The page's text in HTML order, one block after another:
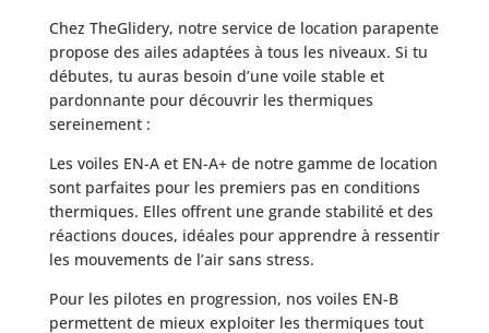
Chez TheGlidery, notre service de location parapente
propose des ailes adaptées à tous les niveaux. Si tu
débutes, tu auras besoin d’une voile stable et
pardonnante pour découvrir les thermiques
sereinement :
Les voiles EN-A et EN-A+ de notre gamme de location
sont parfaites pour les premiers pas en conditions
thermiques. Elles offrent une grande stabilité et des
réactions douces, idéales pour apprendre à ressentir
les mouvements de l’air sans stress.
Pour les pilotes en progression, nos voiles EN-B
permettent de mieux exploiter les thermiques tout